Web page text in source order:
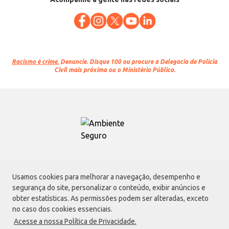
Usamos cookies para melhorar a navegação, desempenho e
segurança do site, personalizar o conteúdo, exibir anúncios e
obter estatísticas. As permissões podem ser alteradas, exceto
no caso dos cookies essenciais.
Acesse a nossa Política de Privacidade.
Racismo é crime. Denuncie. Disque 100 ou procure a Delegacia de Polícia
Civil mais próxima ou o Ministério Público.
Atacadão S.A.
Avenida Morvan Dias de Figueiredo, 6169, Vila Maria, São Paulo - SP | CEP
02170-901 | CNPJ: 75.315.333/0001-09
Envio de documentos administrativos e jurídicos:
02170-901